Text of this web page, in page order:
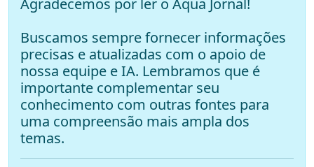
Buscamos sempre fornecer informações
precisas e atualizadas com o apoio de
nossa equipe e IA. Lembramos que é
importante complementar seu
conhecimento com outras fontes para
uma compreensão mais ampla dos
temas.